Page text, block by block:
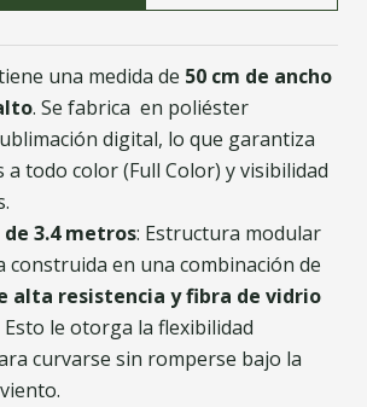
una medida de 50 cm de ancho
. Se fabrica en poliéster
digital, lo que garantiza
todo color (Full Color) y visibilidad
de 3.4 metros: Estructura modular
construida en una combinación de
alta resistencia y fibra de vidrio
le otorga la flexibilidad
curvarse sin romperse bajo la